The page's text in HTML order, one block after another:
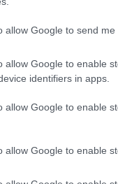
allow Google to send me
allow Google to enable
identifiers in apps.
allow Google to enable
allow Google to enable
La Rosa,
Doratiotto,
26′